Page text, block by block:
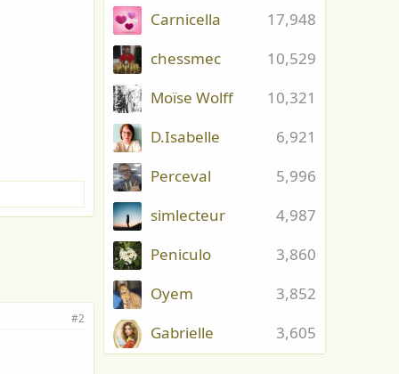
#2
17,948
Carnicella
10,529
chessmec
10,321
Moïse Wolff
6,921
D.Isabelle
5,996
Perceval
4,987
simlecteur
3,860
Peniculo
3,852
Oyem
3,605
Gabrielle